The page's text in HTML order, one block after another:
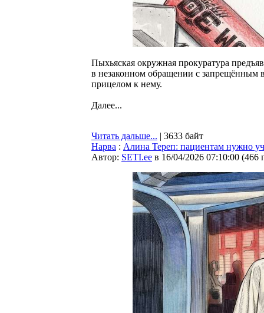
Пыхьяская окружная прокуратура
в незаконном обращении с запрещённым
прицелом к нему.
Далее...
Читать дальше... | 3633 байт
Нарва : Алина Тереп: пациентам нужно
Автор: SETI.ee в 16/04/2026 07:10:00 (466